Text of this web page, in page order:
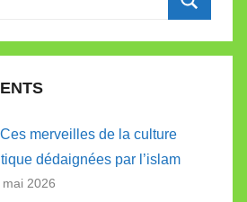
merveilles de la culture
dédaignées par l’islam
mai 2026